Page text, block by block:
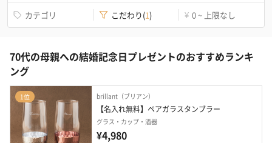
カテゴリ こだわり(1) ¥ 0 ~ 上限なし
70代の母親への結婚記念日プレゼントのおすすめランキ
ング
1位 brillant（ブリアン）
【名入れ無料】ペアガラスタンブラー
グラス・カップ・酒器
¥4,980